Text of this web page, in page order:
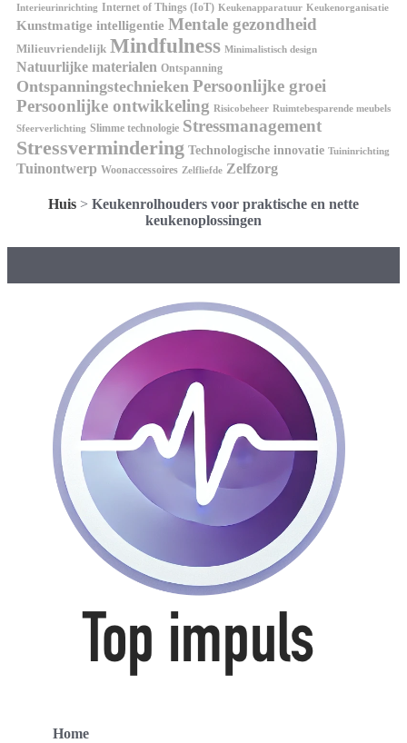
Interieurinrichting Internet of Things (IoT) Keukenapparatuur Keukenorganisatie
Kunstmatige intelligentie Mentale gezondheid
Milieuvriendelijk Mindfulness Minimalistisch design
Natuurlijke materialen Ontspanning
Ontspanningstechnieken Persoonlijke groei
Persoonlijke ontwikkeling Risicobeheer Ruimtebesparende meubels
Sfeerverlichting Slimme technologie Stressmanagement
Stressvermindering Technologische innovatie Tuininrichting
Tuinontwerp Woonaccessoires Zelfliefde Zelfzorg
Huis > Keukenrolhouders voor praktische en nette
keukenoplossingen
Home